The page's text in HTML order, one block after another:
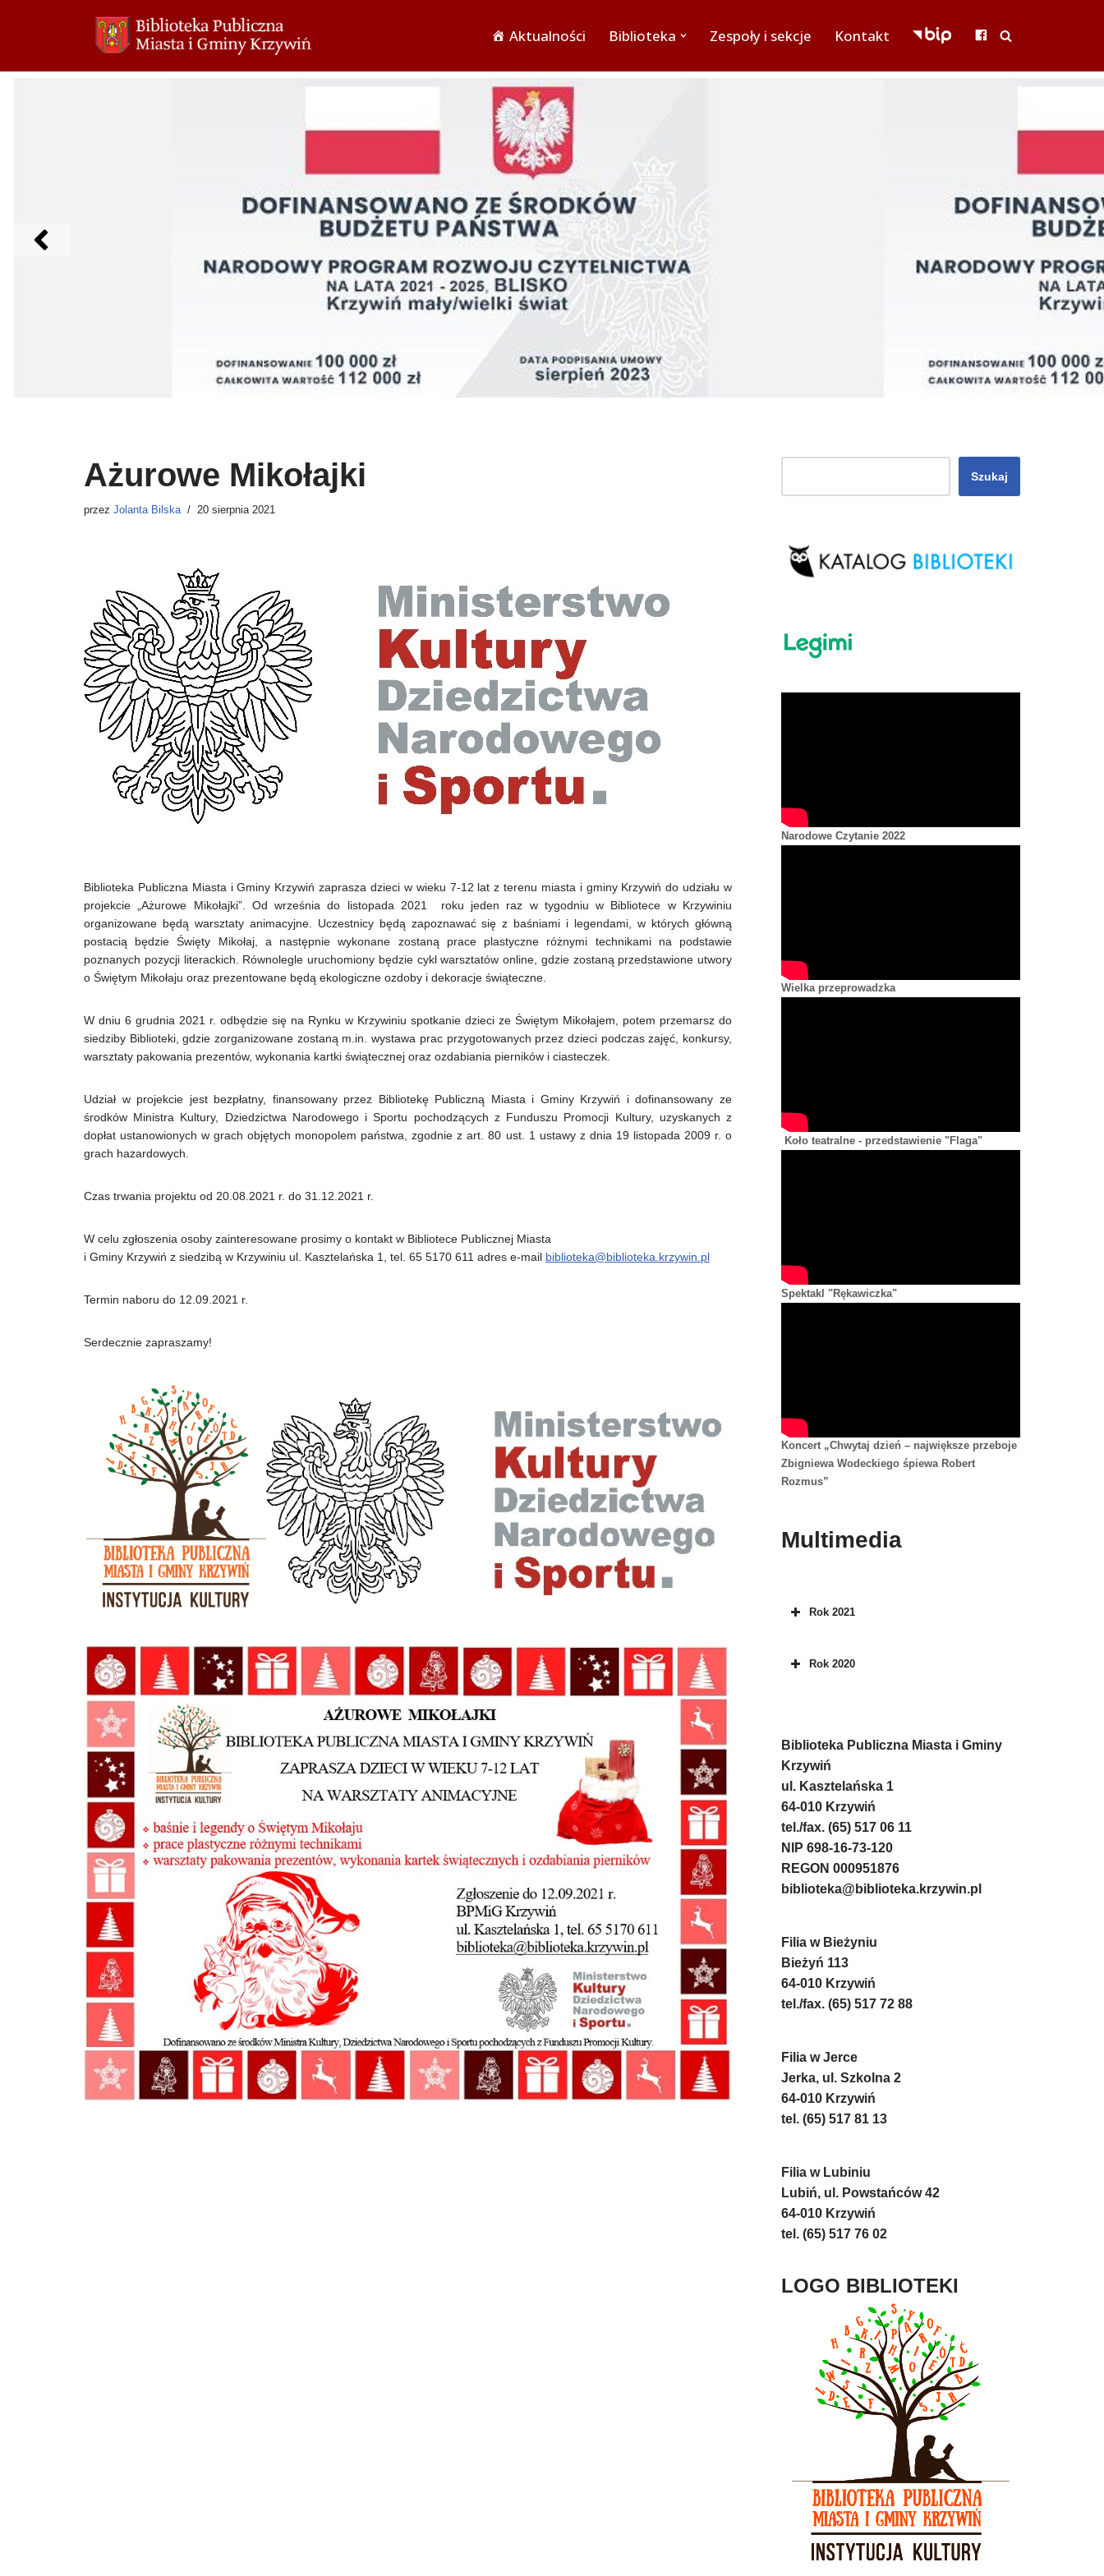
Aktualności Biblioteka Zespoły i sekcje Kontakt BIP FACEBOOK
Ażurowe Mikołajki
przez Jolanta Bilska 20 sierpnia 2021
Biblioteka Publiczna Miasta i Gminy Krzywiń zaprasza dzieci w wieku 7-12 lat z terenu miasta i gminy Krzywiń do udziału w
projekcie „Ażurowe Mikołajki”. Od września do listopada 2021 roku jeden raz w tygodniu w Bibliotece w Krzywiniu
organizowane będą warsztaty animacyjne. Uczestnicy będą zapoznawać się z baśniami i legendami, w których główną
postacią będzie Święty Mikołaj, a następnie wykonane zostaną prace plastyczne różnymi technikami na podstawie
poznanych pozycji literackich. Równolegle uruchomiony będzie cykl warsztatów online, gdzie zostaną przedstawione utwory
o Świętym Mikołaju oraz prezentowane będą ekologiczne ozdoby i dekoracje świąteczne.
W dniu 6 grudnia 2021 r. odbędzie się na Rynku w Krzywiniu spotkanie dzieci ze Świętym Mikołajem, potem przemarsz do
siedziby Biblioteki, gdzie zorganizowane zostaną m.in. wystawa prac przygotowanych przez dzieci podczas zajęć, konkursy,
warsztaty pakowania prezentów, wykonania kartki świątecznej oraz ozdabiania pierników i ciasteczek.
Udział w projekcie jest bezpłatny, finansowany przez Bibliotekę Publiczną Miasta i Gminy Krzywiń i dofinansowany ze
środków Ministra Kultury, Dziedzictwa Narodowego i Sportu pochodzących z Funduszu Promocji Kultury, uzyskanych z
dopłat ustanowionych w grach objętych monopolem państwa, zgodnie z art. 80 ust. 1 ustawy z dnia 19 listopada 2009 r. o
grach hazardowych.
Czas trwania projektu od 20.08.2021 r. do 31.12.2021 r.
W celu zgłoszenia osoby zainteresowane prosimy o kontakt w Bibliotece Publicznej Miasta
i Gminy Krzywiń z siedzibą w Krzywiniu ul. Kasztelańska 1, tel. 65 5170 611 adres e-mail biblioteka@biblioteka.krzywin.pl
Termin naboru do 12.09.2021 r.
Serdecznie zapraszamy!
Szukaj
Narodowe Czytanie 2022
Wielka przeprowadzka
Koło teatralne - przedstawienie "Flaga"
Spektakl "Rękawiczka"
Koncert „Chwytaj dzień – największe przeboje
Zbigniewa Wodeckiego śpiewa Robert
Rozmus”
Multimedia
Rok 2021
Rok 2020
Biblioteka Publiczna Miasta i Gminy
Krzywiń
ul. Kasztelańska 1
64-010 Krzywiń
tel./fax. (65) 517 06 11
NIP 698-16-73-120
REGON 000951876
biblioteka@biblioteka.krzywin.pl
Filia w Bieżyniu
Bieżyń 113
64-010 Krzywiń
tel./fax. (65) 517 72 88
Filia w Jerce
Jerka, ul. Szkolna 2
64-010 Krzywiń
tel. (65) 517 81 13
Filia w Lubiniu
Lubiń, ul. Powstańców 42
64-010 Krzywiń
tel. (65) 517 76 02
LOGO BIBLIOTEKI